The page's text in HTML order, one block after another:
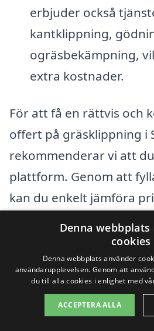
erbjuder också
kantklippning,
ogräsbekämpning,
extra kostnader.
För att få en rättvis och
offert på gräsklippning i
rekommenderar vi att
plattform. Genom att
kan du enkelt jämföra
från olika lokala
hitta den mest
gräsmatta och din
dig att hitta den rätta
hålla din gräsmatta i
Denna
cookies
Denna webbplats använder
användarupplevelsen. Genom att
du till alla cookies i enlighet med
ACCEPTERA ALLA